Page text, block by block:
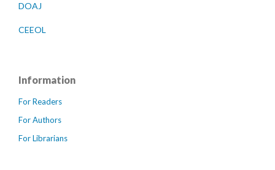
DOAJ
CEEOL
Information
For Readers
For Authors
For Librarians